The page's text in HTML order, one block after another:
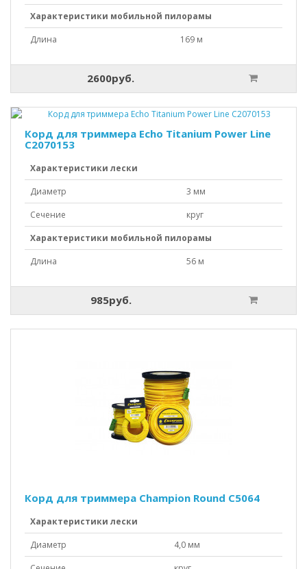
Характеристики мобильной пилорамы
Длина
169 м
2600руб.
Корд для триммера Echo Titanium Power Line
C2070153
Характеристики лески
Диаметр
3 мм
Сечение
круг
Характеристики мобильной пилорамы
Длина
56 м
985руб.
Корд для триммера Champion Round C5064
Характеристики лески
Диаметр
4,0 мм